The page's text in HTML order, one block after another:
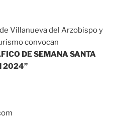
Villanueva del Arzobispo y
convocan
DE SEMANA SANTA
2024”